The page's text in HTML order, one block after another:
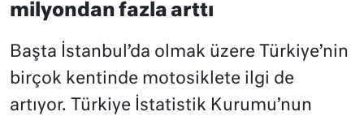
milyondan fazla arttı
Başta İstanbul’da olmak üzere Türkiye’nin
birçok kentinde motosiklete ilgi de
artıyor. Türkiye İstatistik Kurumu’nun